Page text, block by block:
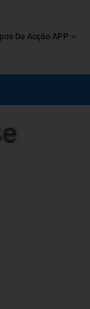
De Acção APP
Pedro